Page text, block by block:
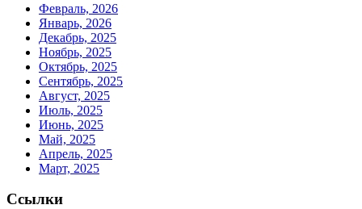
Февраль, 2026
Январь, 2026
Декабрь, 2025
Ноябрь, 2025
Октябрь, 2025
Сентябрь, 2025
Август, 2025
Июль, 2025
Июнь, 2025
Май, 2025
Апрель, 2025
Март, 2025
Ссылки